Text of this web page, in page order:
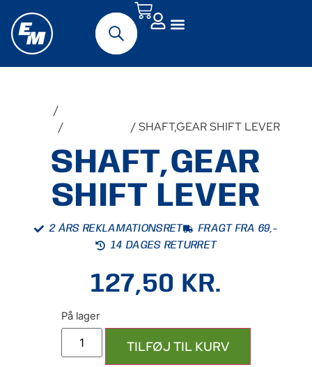
/
/ / SHAFT,GEAR SHIFT LEVER
SHAFT,GEAR
SHIFT LEVER
2 ÅRS REKLAMATIONSRET
FRAGT FRA 69,-
14 DAGES RETURRET
127,50 KR.
TILFØJ TIL KURV